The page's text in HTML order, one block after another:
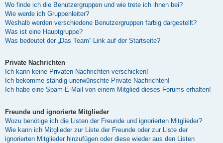
Wo finde ich die Benutzergruppen und wie trete ich ihnen bei?
Wie werde ich Gruppenleiter?
Weshalb werden verschiedene Benutzergruppen farbig dargestellt?
Was ist eine Hauptgruppe?
Was bedeutet der „Das Team“-Link auf der Startseite?
Private Nachrichten
Ich kann keine Privaten Nachrichten verschicken!
Ich bekomme ständig unerwünschte Private Nachrichten!
Ich habe eine Spam-E-Mail von einem Mitglied dieses Forums erhalten!
Freunde und ignorierte Mitglieder
Wozu benötige ich die Listen der Freunde und ignorierten Mitglieder?
Wie kann ich Mitglieder zur Liste der Freunde oder zur Liste der
ignorierten Mitglieder hinzufügen oder diese wieder aus den Listen